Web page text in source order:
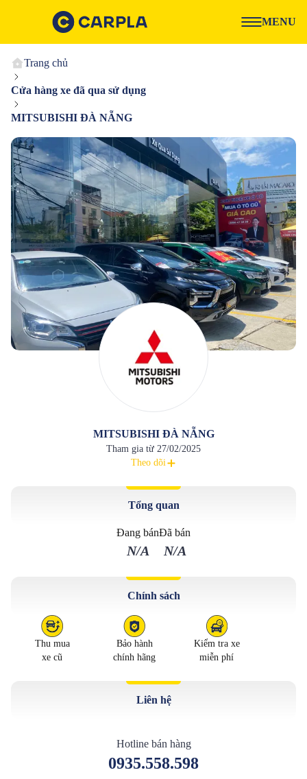
MENU
Trang chủ
Cửa hàng xe đã qua sử dụng
MITSUBISHI ĐÀ NẴNG
MITSUBISHI ĐÀ NẴNG
Tham gia từ 27/02/2025
Theo dõi
Tổng quan
Đang bán
N/A
Đã bán
N/A
Chính sách
Thu mua
xe cũ
Bảo hành
chính hãng
Kiểm tra xe
miễn phí
Liên hệ
Hotline bán hàng
0935.558.598